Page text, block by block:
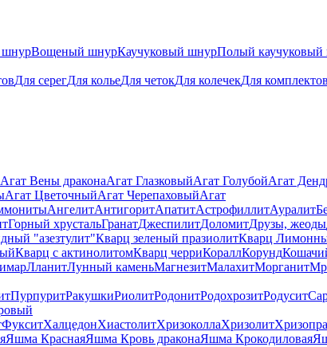
шнурВощеный шнурКаучуковый шнурПолый
Для серегДля кольеДля четокДля колечекДля
Агат Вены драконаАгат ГлазковыйАгат ГолубойАгат
Агат ЦветочныйАгат ЧерепаховыйАгат
АнгелитАнтигоритАпатитАстрофиллитАуралит
Горный хрустальГранатДжеспилитДоломитДрузы, жеоды
"азезтулит"Кварц зеленый празиолитКварц
Кварц с актинолитомКварц черриКораллКорунд
ЛланитЛунный каменьМагнезитМалахитМорганит
ПурпуритРакушкиРиолитРодонитРодохрозитРодусит
ФукситХалцедонХиастолитХризоколлаХризолит
Яшма КраснаяЯшма Кровь драконаЯшма Крокодиловая